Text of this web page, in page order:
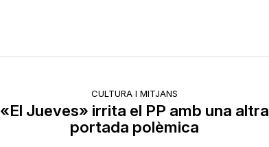
CULTURA I MITJANS
«El Jueves» irrita el PP amb una altra
portada polèmica